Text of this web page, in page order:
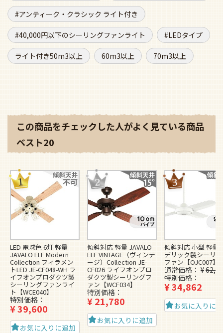
アンティーク・クラシック ライト付き
40,000円以下のシーリングファンライト LEDタイプ
ライト付き50m3以上 60m3以上 70m3以上
この商品をチェックした人がよく見ている商品
ベスト20
LED 電球色 6灯 軽量
JAVALO ELF Modern
Collection フィラメン
トLED JE-CF048-WH ラ
イフオンプロダクツ製
シーリングファンライ
ト【WCE040】
特別価格
¥39,600
お気に入りに追加
傾斜対応 軽量 JAVALO
ELF VINTAGE（ヴィンテ
ージ）Collection JE-
CF026 ライフオンプロ
ダクツ製シーリングフ
ァン【WCF034】
特別価格
¥21,780
お気に入りに追加
傾斜対応 小型 軽量
デリック製シーリ
ファン【OJC007】
通常価格 ¥
特別価格
¥34,862
お気に入りに